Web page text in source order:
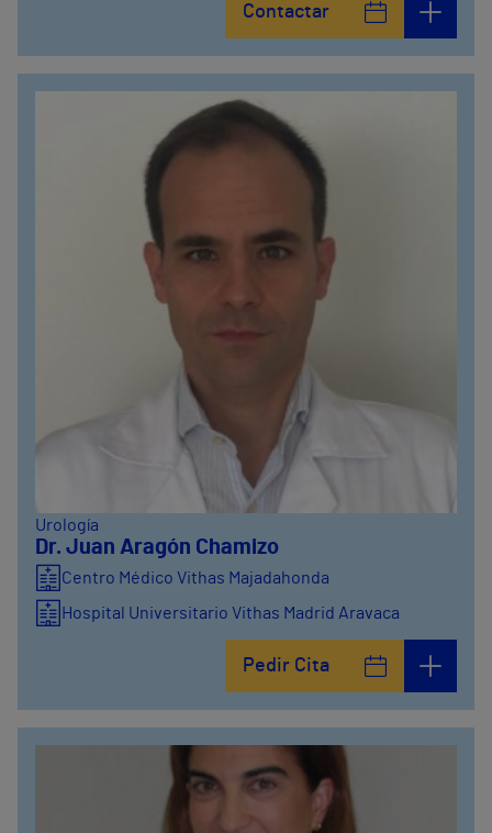
Contactar
Urología
Dr. Juan Aragón Chamizo
Centro Médico Vithas Majadahonda
Hospital Universitario Vithas Madrid Aravaca
Pedir Cita